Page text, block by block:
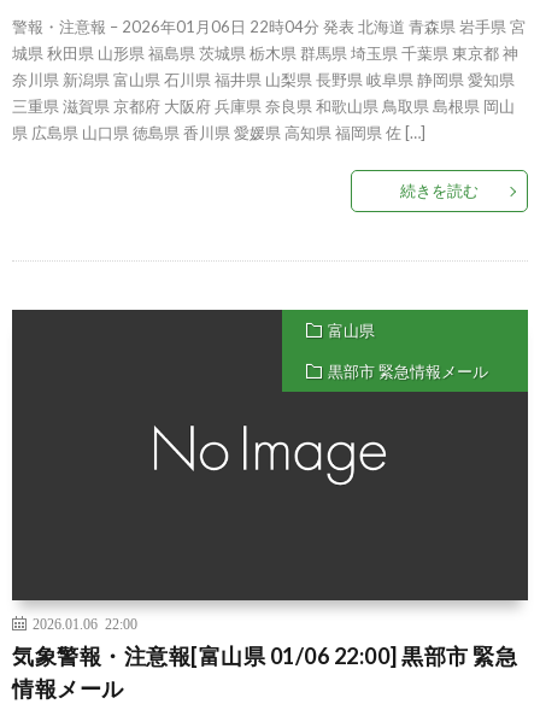
警報・注意報 – 2026年01月06日 22時04分 発表 北海道 青森県 岩手県 宮
城県 秋田県 山形県 福島県 茨城県 栃木県 群馬県 埼玉県 千葉県 東京都 神
奈川県 新潟県 富山県 石川県 福井県 山梨県 長野県 岐阜県 静岡県 愛知県
三重県 滋賀県 京都府 大阪府 兵庫県 奈良県 和歌山県 鳥取県 島根県 岡山
県 広島県 山口県 徳島県 香川県 愛媛県 高知県 福岡県 佐 […]
続きを読む
富山県
黒部市 緊急情報メール
2026.01.06 22:00
気象警報・注意報[富山県 01/06 22:00] 黒部市 緊急
情報メール